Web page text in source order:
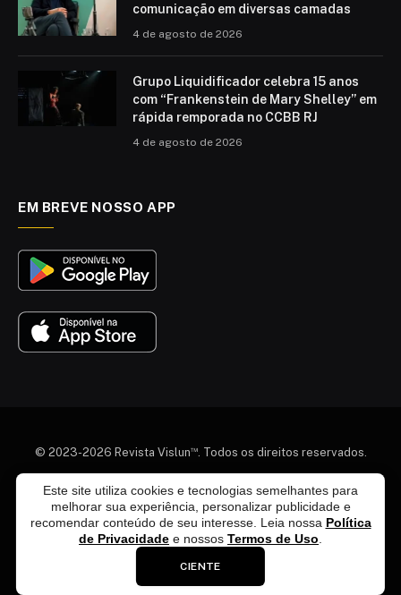
Este site utiliza cookies e tecnologias semelhantes para
melhorar sua experiência, personalizar publicidade e
recomendar conteúdo de seu interesse. Leia nossa Política
de Privacidade e nossos Termos de Uso
CIENTE
comunicação em diversas camadas
4 de agosto de 2026
Grupo Liquidificador celebra 15 anos
com “Frankenstein de Mary Shelley” em
rápida remporada no CCBB RJ
4 de agosto de 2026
EM BREVE NOSSO APP
© 2023-2026 Revista Vislun™. Todos os direitos reservados.
Quem somos Colaboradores
Agenda Cultural
Termos e Condições
Política de Privacidade
Política de Exclusão de Dados
Política Editorial